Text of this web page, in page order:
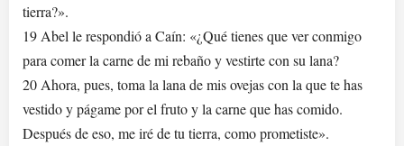
tierra?».
19 Abel le respondió a Caín: «¿Qué tienes que ver conmigo
para comer la carne de mi rebaño y vestirte con su lana?
20 Ahora, pues, toma la lana de mis ovejas con la que te has
vestido y págame por el fruto y la carne que has comido.
Después de eso, me iré de tu tierra, como prometiste».